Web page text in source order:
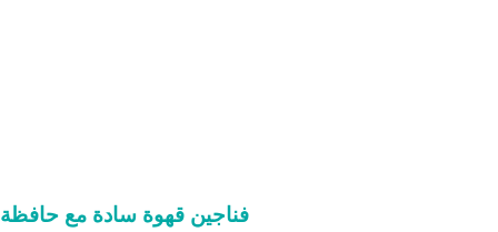
فناجين قهوة سادة مع حافظة